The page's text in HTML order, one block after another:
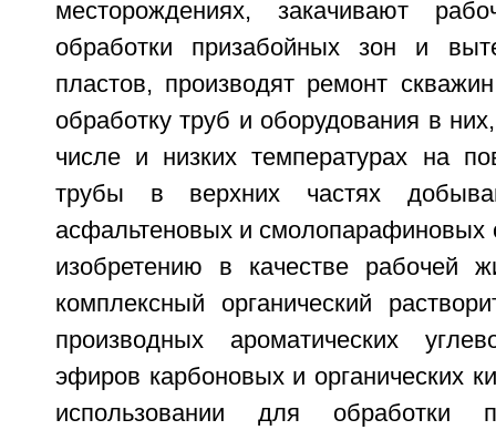
месторождениях, закачивают
обработки призабойных зон и
пластов, производят ремонт
обработку труб и оборудования в
числе и низких температурах на
трубы в верхних частях
асфальтеновых и смолопарафиновых
изобретению в качестве рабочей
комплексный органический
производных ароматических
эфиров карбоновых и органических
использовании для обработки